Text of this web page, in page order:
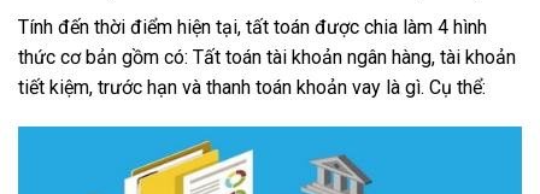
Tính đến thời điểm hiện tại, tất toán được chia làm 4 hình
thức cơ bản gồm có: Tất toán tài khoản ngân hàng, tài khoản
tiết kiệm, trước hạn và thanh toán khoản vay là gì. Cụ thể: